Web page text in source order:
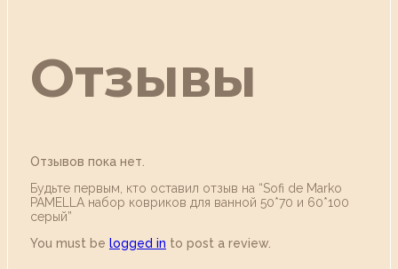
Отзывы
Отзывов пока нет.
Будьте первым, кто оставил отзыв на “Sofi de Marko
PAMELLA набор ковриков для ванной 50*70 и 60*100
серый”
You must be logged in to post a review.